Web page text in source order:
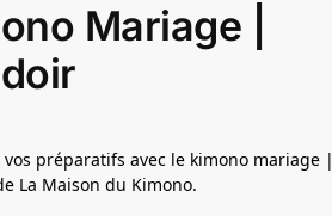
Mariage |
vos préparatifs avec le kimono mariage |
La Maison du Kimono.